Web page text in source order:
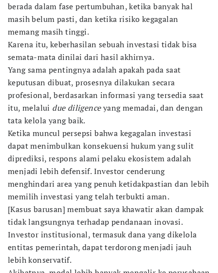
berada dalam fase pertumbuhan, ketika banyak hal
masih belum pasti, dan ketika risiko kegagalan
memang masih tinggi.
Karena itu, keberhasilan sebuah investasi tidak bisa
semata-mata dinilai dari hasil akhirnya.
Yang sama pentingnya adalah apakah pada saat
keputusan dibuat, prosesnya dilakukan secara
profesional, berdasarkan informasi yang tersedia saat
itu, melalui due diligenceyang memadai, dan dengan
tata kelola yang baik.
Ketika muncul persepsi bahwa kegagalan investasi
dapat menimbulkan konsekuensi hukum yang sulit
diprediksi, respons alami pelaku ekosistem adalah
menjadi lebih defensif. Investor cenderung
menghindari area yang penuh ketidakpastian dan lebih
memilih investasi yang telah terbukti aman.
[Kasus barusan] membuat saya khawatir akan dampak
tidak langsungnya terhadap pendanaan inovasi.
Investor institusional, termasuk dana yang dikelola
entitas pemerintah, dapat terdorong menjadi jauh
lebih konservatif.